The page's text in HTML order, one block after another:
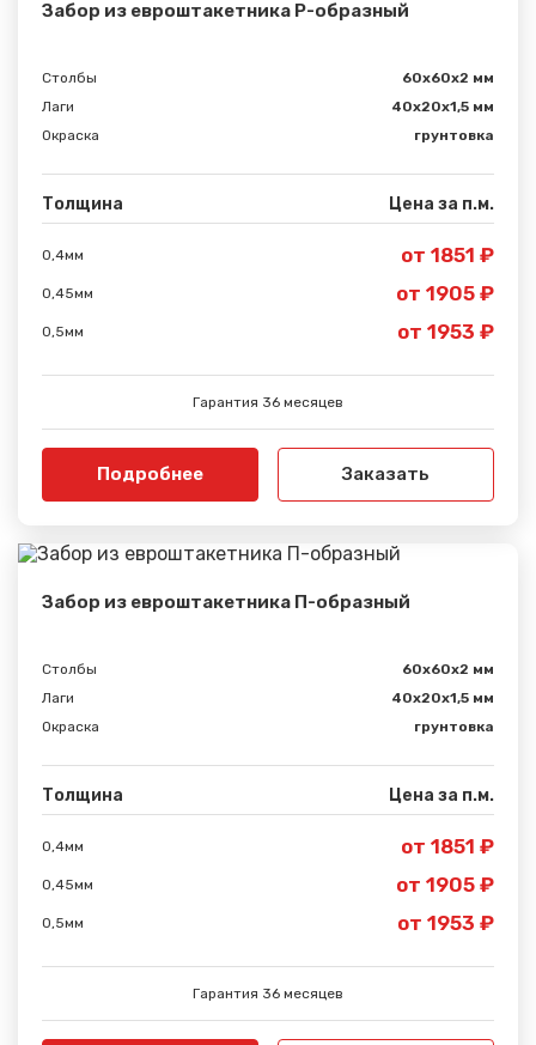
Забор из евроштакетника Р-образный
Столбы
60х60х2 мм
Лаги
40х20х1,5 мм
Окраска
грунтовка
Толщина Цена за п.м.
0,4мм от 1851 ₽
0,45мм от 1905 ₽
0,5мм от 1953 ₽
Гарантия 36 месяцев
Подробнее Заказать
Забор из евроштакетника П-образный
Столбы
60х60х2 мм
Лаги
40х20х1,5 мм
Окраска
грунтовка
Толщина Цена за п.м.
0,4мм от 1851 ₽
0,45мм от 1905 ₽
0,5мм от 1953 ₽
Гарантия 36 месяцев